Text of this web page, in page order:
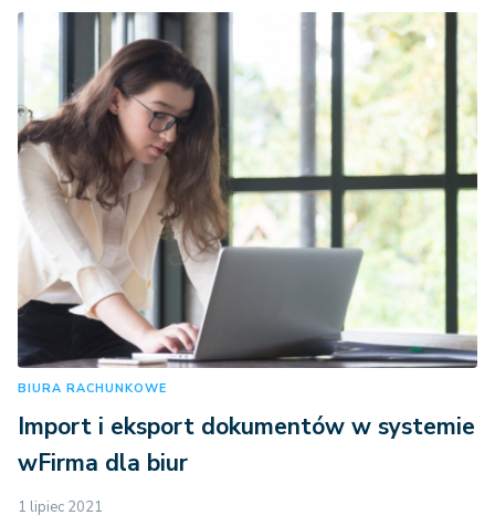
BIURA RACHUNKOWE
Import i eksport dokumentów w systemie
wFirma dla biur
1 lipiec 2021